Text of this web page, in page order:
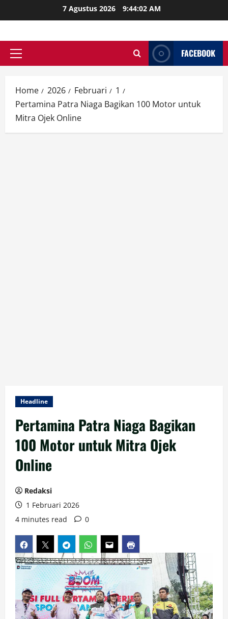
to
7 Agustus 2026 9:44:03 AM
Primary
FACEBOOK
Home 2026 Februari
1
Pertamina Patra Niaga Bagikan 100 Motor untuk
Mitra Ojek Online
Headline
Pertamina Patra Niaga Bagikan
100 Motor untuk Mitra Ojek
Online
Redaksi
1 Februari 2026
4 minutes read
0